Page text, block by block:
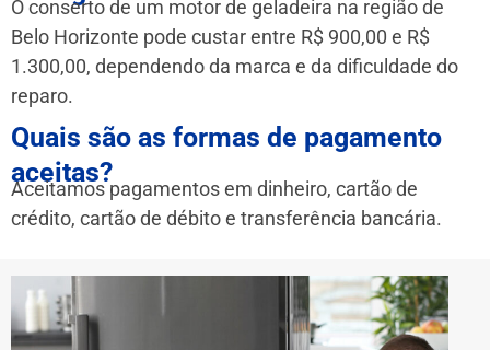
O conserto de um motor de geladeira na região de
Belo Horizonte pode custar entre R$ 900,00 e R$
1.300,00, dependendo da marca e da dificuldade do
reparo.
Quais são as formas de pagamento
aceitas?
Aceitamos pagamentos em dinheiro, cartão de
crédito, cartão de débito e transferência bancária.